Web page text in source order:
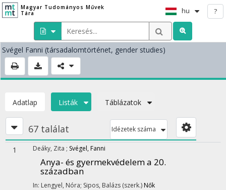
Magyar Tudományos Művek
Tára
hu ?
Svégel Fanni (társadalomtörténet, gender studies)
Adatlap Listák Táblázatok
67 találat Idézetek száma
1 Deáky, Zita ; Svégel, Fanni
Anya- és gyermekvédelem a 20.
században
In: Lengyel, Nóra; Sipos, Balázs (szerk.) Nők